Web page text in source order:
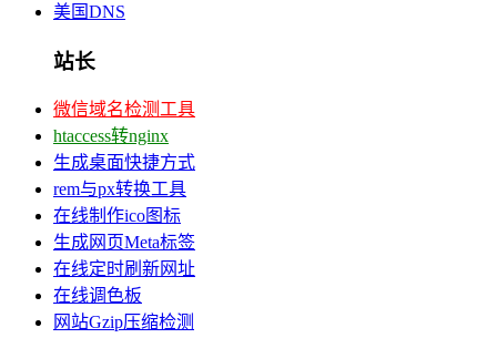
美国DNS
站长
微信域名检测工具
htaccess转nginx
生成桌面快捷方式
rem与px转换工具
在线制作ico图标
生成网页Meta标签
在线定时刷新网址
在线调色板
网站Gzip压缩检测